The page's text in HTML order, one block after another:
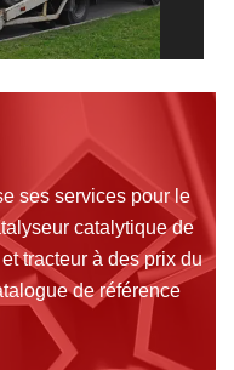
ses services pour le
catalytique de
tracteur à des prix du
de référence